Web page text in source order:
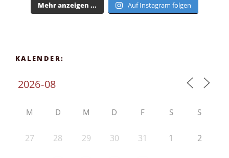
Mehr anzeigen ... Auf Instagram folgen
KALENDER:
M D M D F S S
27 28 29 30 31 1 2